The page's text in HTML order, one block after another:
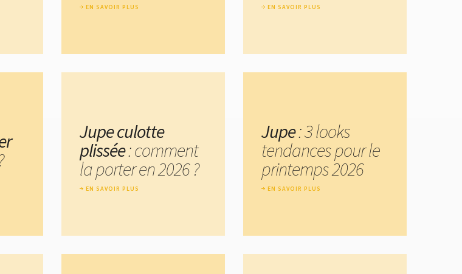
EN SAVOIR PLUS EN SAVOIR PLUS
Jupe culotte
plissée: comment
la porter en 2026 ?
EN SAVOIR PLUS
Jupe: 3 looks
tendances pour le
printemps 2026
EN SAVOIR PLUS